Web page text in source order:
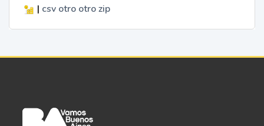
| csv otro otro zip